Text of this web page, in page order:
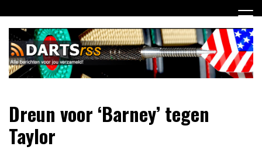
naar
inhoud
DartsRSS
verzameld!
Dreun voor ‘Barney’ tegen
Taylor